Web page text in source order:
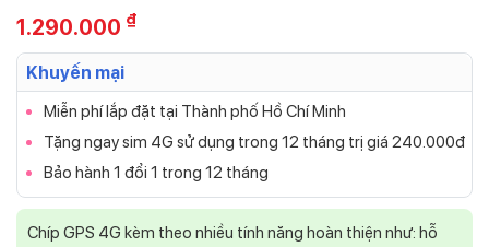
1.290.000 ₫
Khuyến mại
Miễn phí lắp đặt tại Thành phố Hồ Chí Minh
Tặng ngay sim 4G sử dụng trong 12 tháng trị giá 240.000đ
Bảo hành 1 đổi 1 trong 12 tháng
Chíp GPS 4G kèm theo nhiều tính năng hoàn thiện như: hỗ